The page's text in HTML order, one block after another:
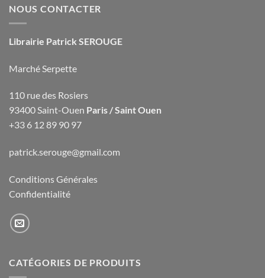
NOUS CONTACTER
Librairie Patrick SEROUGE
Marché Serpette
110 rue des Rosiers
93400 Saint-Ouen Paris / Saint Ouen
+33 6 12 89 90 97
patrick.serouge@gmail.com
Conditions Générales
Confidentialité
CATÉGORIES DE PRODUITS